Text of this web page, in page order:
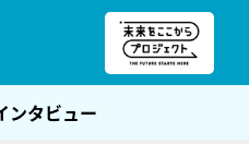
ンタビュー